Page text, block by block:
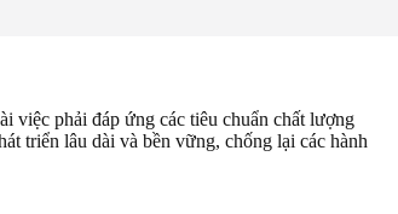
việc phải đáp ứng các tiêu chuẩn chất lượng
triển lâu dài và bền vững, chống lại các hành